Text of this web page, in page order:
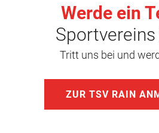
Werde ein
Sportvereins
Tritt uns bei und
ZUR TSV RAIN